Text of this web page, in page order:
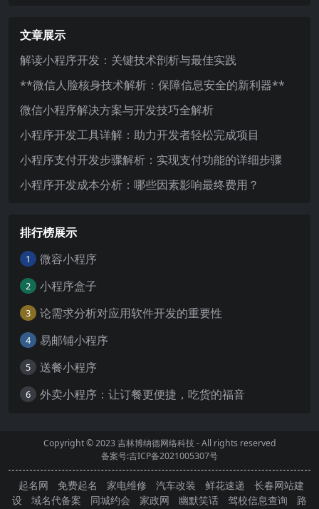
文章展示
解读小程序开发：关键技术剖析与最佳实践
**微信人脸核身技术解析：保障信息安全的新利器**
微信小程序解决方案与开发技巧全解析
小程序开发工具详解：助力开发者轻松完成项目
小程序支付开发步骤解析：实现支付功能的详细步骤
小程序开发成本分析：哪些因素影响最终费用？
排行榜展示
1 微容小程序
2 小程序盒子
3 论需求分析对应用软件开发的重要性
4 易邮铺小程序
5 送餐小程序
6 外卖小程序：让订餐更便捷，吃货的福音
Copyright © 2023吉林博纳德网络科技- All rights reserved
备案号:吉ICP备2021005307号
起名网 免费起名 家电维修 汽车改装 鲜花速递
长春网站建
设
域名代备案 同城约会 家政网 幽默笑话 驾校信息查询
路